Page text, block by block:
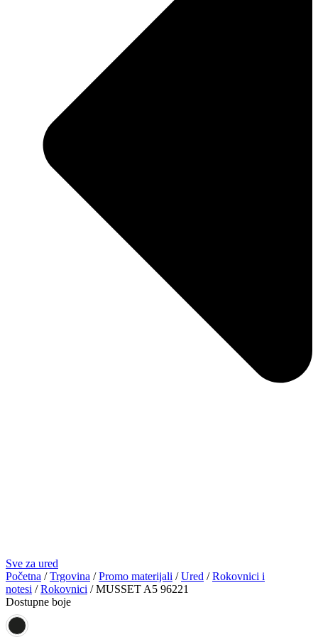
Sve za ured
Početna /Trgovina /Promo materijali /Ured /Rokovnici i
notesi /Rokovnici / MUSSET A5 96221
Dostupne boje